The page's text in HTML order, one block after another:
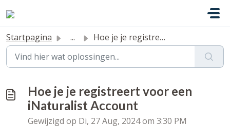
Startpagina ... Hoe je je registreert voor een iNaturalist Account
Hoe je je registreert voor een
iNaturalist Account
Gewijzigd op Di, 27 Aug, 2024 om 3:30 PM